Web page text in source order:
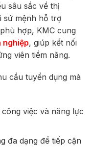
sâu sắc về thị
sứ mệnh hỗ trợ
hợp, KMC cung
nghiệp, giúp kết nối
viên tiềm năng.
cầu tuyển dụng mà
việc và năng lực
đa dạng để tiếp cận